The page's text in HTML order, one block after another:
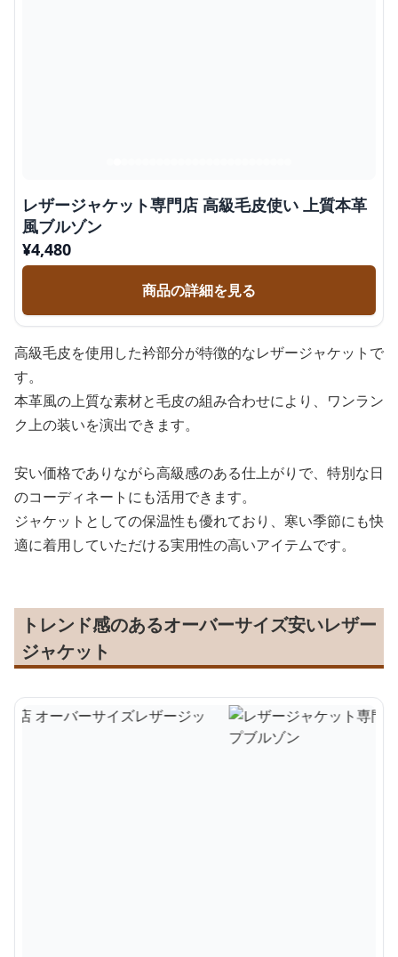
レザージャケット専門店 高級毛皮使い 上質本革
風ブルゾン
¥4,480
商品の詳細を見る
高級毛皮を使用した衿部分が特徴的なレザージャケットで
す。
本革風の上質な素材と毛皮の組み合わせにより、ワンラン
ク上の装いを演出できます。
安い価格でありながら高級感のある仕上がりで、特別な日
のコーディネートにも活用できます。
ジャケットとしての保温性も優れており、寒い季節にも快
適に着用していただける実用性の高いアイテムです。
トレンド感のあるオーバーサイズ安いレザー
ジャケット